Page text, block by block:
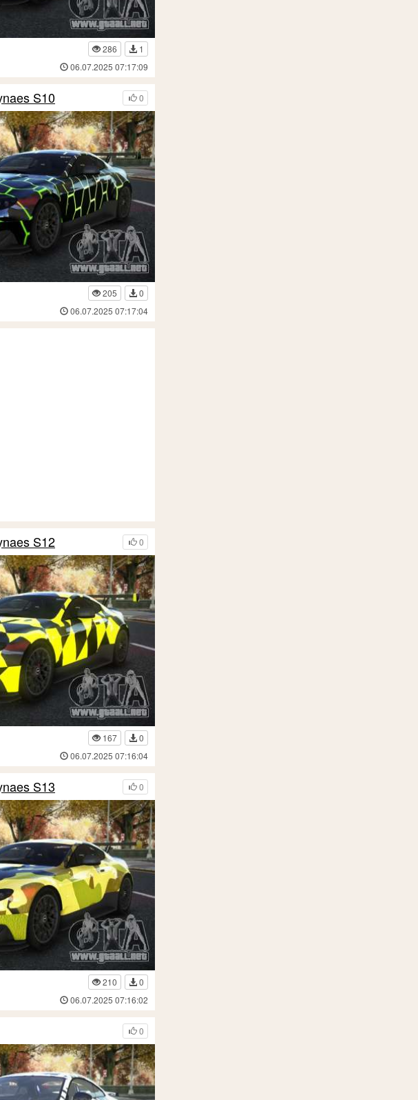
286
1
06.07.2025 07:17:09
0
S10
205
0
06.07.2025 07:17:04
0
S12
167
0
06.07.2025 07:16:04
0
S13
210
0
06.07.2025 07:16:02
0